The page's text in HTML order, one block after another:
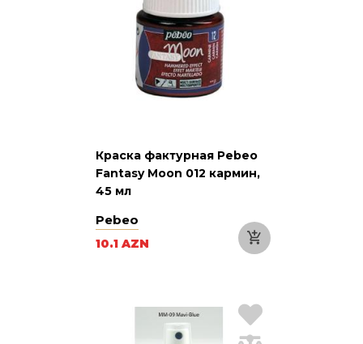
Краска фактурная Pebeo
Fantasy Moon 012 кармин,
45 мл
Pebeo
10.1 AZN